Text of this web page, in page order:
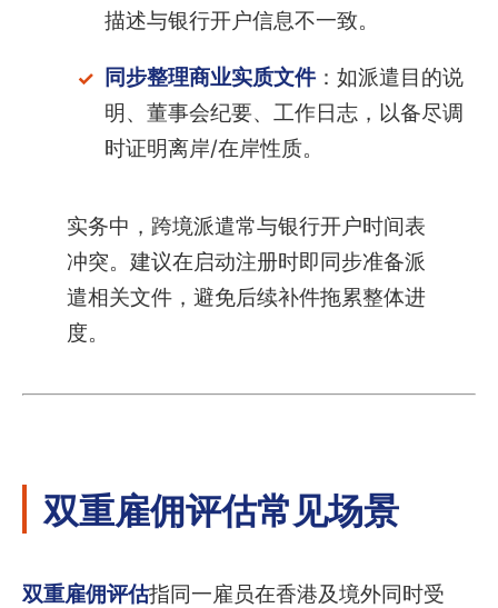
描述与银行开户信息不一致。
同步整理商业实质文件：如派遣目的说
明、董事会纪要、工作日志，以备尽调
时证明离岸/在岸性质。
实务中，跨境派遣常与银行开户时间表
冲突。建议在启动注册时即同步准备派
遣相关文件，避免后续补件拖累整体进
度。
双重雇佣评估常见场景
双重雇佣评估指同一雇员在香港及境外同时受